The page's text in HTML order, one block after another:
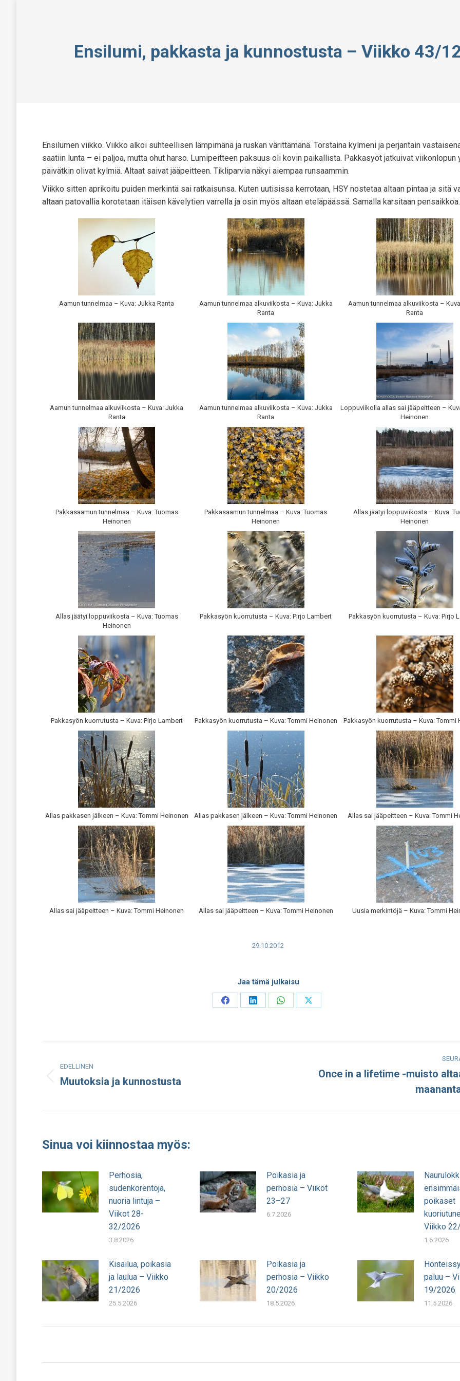
Ensilumi, pakkasta ja kunnostusta – Viikko 43/
Ensilumen viikko. Viikko alkoi suhteellisen lämpimänä ja ruskan värittämänä. Torstaina kylmeni ja perjantain
saatiin lunta – ei paljoa, mutta ohut harso. Lumipeitteen paksuus oli kovin paikallista. Pakkasyöt jatkuivat viikonlopun
päivätkin olivat kylmiä. Altaat saivat jääpeitteen. Tikliparvia näkyi aiempaa runsaammin.
Viikko sitten aprikoitu puiden merkintä sai ratkaisunsa. Kuten uutisissa kerrotaan, HSY nostetaa altaan pintaa ja sitä
altaan patovallia korotetaan itäisen kävelytien varrella ja osin myös altaan eteläpäässä. Samalla karsitaan pensaikkoa.
Aamun tunnelmaa – Kuva: Jukka Ranta
Aamun tunnelmaa alkuviikosta – Kuva: Jukka
Ranta
Aamun tunnelmaa alkuviikosta –
Ranta
Aamun tunnelmaa alkuviikosta – Kuva: Jukka
Ranta
Aamun tunnelmaa alkuviikosta – Kuva: Jukka
Ranta
Loppuviikolla allas sai jääpeitteen –
Heinonen
Pakkasaamun tunnelmaa – Kuva: Tuomas
Heinonen
Pakkasaamun tunnelmaa – Kuva: Tuomas
Heinonen
Allas jäätyi loppuviikosta – Kuva:
Heinonen
Allas jäätyi loppuviikosta – Kuva: Tuomas
Heinonen
Pakkasyön kuorrutusta – Kuva: Pirjo Lambert Pakkasyön kuorrutusta – Kuva: Pirjo
Pakkasyön kuorrutusta – Kuva: Pirjo Lambert Pakkasyön kuorrutusta – Kuva: Tommi Heinonen Pakkasyön kuorrutusta – Kuva: Tommi
Allas pakkasen jälkeen – Kuva: Tommi Heinonen Allas pakkasen jälkeen – Kuva: Tommi Heinonen Allas sai jääpeitteen – Kuva: Tommi
Allas sai jääpeitteen – Kuva: Tommi Heinonen Allas sai jääpeitteen – Kuva: Tommi Heinonen Uusia merkintöjä – Kuva: Tommi
29.10.2012
Jaa tämä julkaisu
Share
Share
Share
Share
navigation
EDELLINEN
Edellinen
Muutoksia ja kunnostusta
Once in a lifetime -muisto
Sinua voi kiinnostaa myös:
Perhosia,
sudenkorentoja,
nuoria lintuja –
Viikot 28-
32/2026
3.8.2026
Poikasia ja
perhosia – Viikot
23–27
6.7.2026
poikaset
Viikko
1.6.2026
Kisailua, poikasia
ja laulua – Viikko
21/2026
25.5.2026
Poikasia ja
perhosia – Viikko
20/2026
18.5.2026
paluu –
19/2026
11.5.2026